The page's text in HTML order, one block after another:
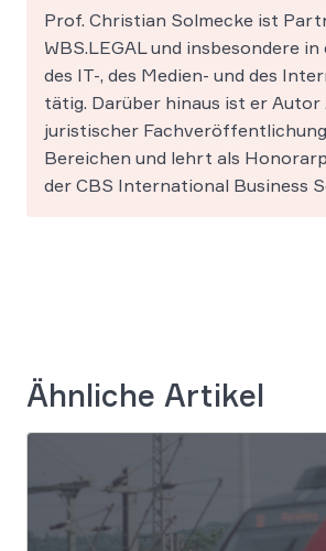
Prof. Christian Solmecke ist
WBS.LEGAL und insbesondere
des IT-, des Medien- und des
tätig. Darüber hinaus ist er
juristischer
Bereichen und lehrt als
der CBS International Business
Ähnliche Artikel